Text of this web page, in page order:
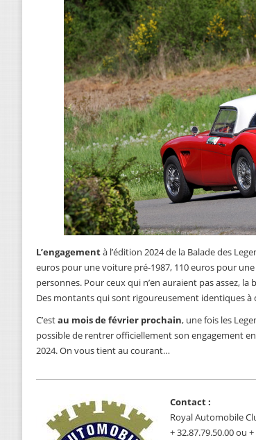
L’engagementà l’édition 2024 de la Balade des
euros pour une voiture pré-1987, 110 euros pour
personnes. Pour ceux qui n’en auraient pas assez,
Des montants qui sont rigoureusement identiques à
C’estau mois de février prochain, une fois les
possible de rentrer officiellement son engagement
2024. On vous tient au courant…
Contact :
Royal Automobile
+ 32.87.79.50.00 ou